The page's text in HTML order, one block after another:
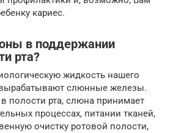
кариес.
в поддержании
рта?
жидкость нашего
слюнные железы.
полости рта, слюна принимает
процессах, питании тканей,
очистку ротовой полости,